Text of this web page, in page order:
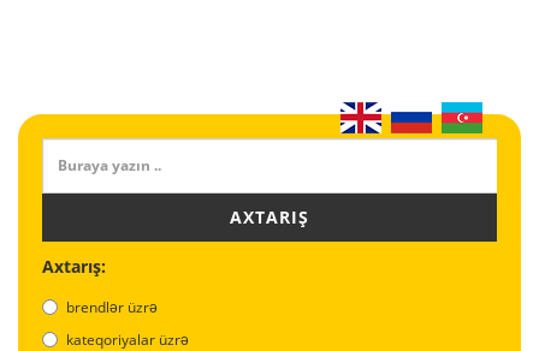
AXTARIŞ
Axtarış:
brendlər üzrə
kateqoriyalar üzrə